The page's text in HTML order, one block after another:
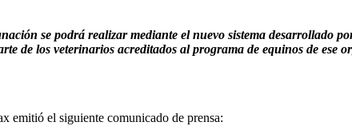
se podrá realizar mediante el nuevo sistema
de los veterinarios acreditados al programa de equinos de
emitió el siguiente comunicado de prensa: